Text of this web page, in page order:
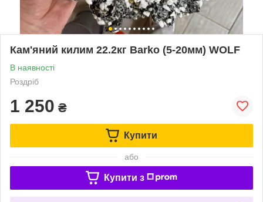
Кам'яний килим 22.2кг Barko (5-20мм) WOLF
В наявності
Роздріб
1 250 ₴
Купити
або
Купити з